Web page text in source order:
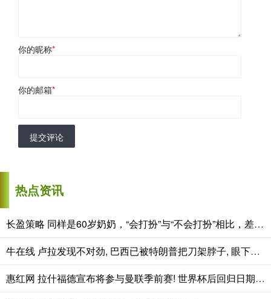
你的昵称*
你的邮箱*
提交评论
热点资讯
长盈策略 同样是60岁奶奶，“会打扮”与“不会打扮”相比，差距能有多大？
牛在线 卢拉发现不对劲, 巴西已被特朗普把刀架脖子, 眼下只有中国能救命
惠红网 拉什福德宣布将参与曼联季前赛! 世界杯后回归日期已定, 恐拖至压哨转会